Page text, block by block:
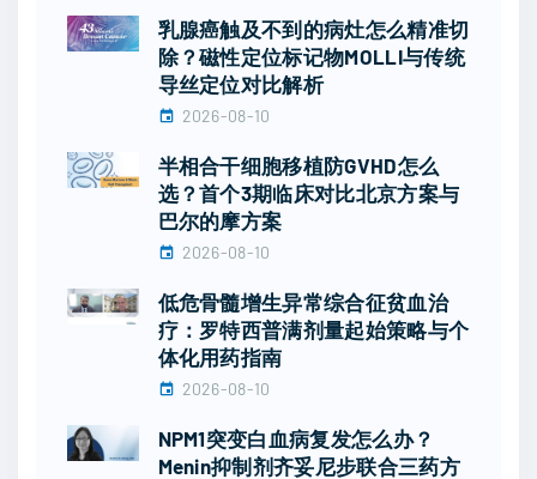
乳腺癌触及不到的病灶怎么精准切
除？磁性定位标记物MOLLI与传统
导丝定位对比解析
2026-08-10
半相合干细胞移植防GVHD怎么
选？首个3期临床对比北京方案与
巴尔的摩方案
2026-08-10
低危骨髓增生异常综合征贫血治
疗：罗特西普满剂量起始策略与个
体化用药指南
2026-08-10
NPM1突变白血病复发怎么办？
Menin抑制剂齐妥尼步联合三药方